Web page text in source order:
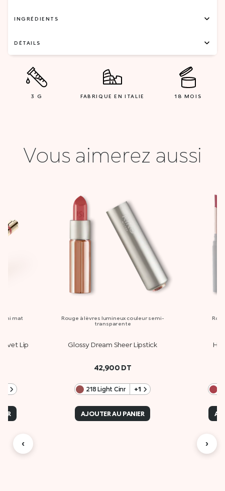
INGRÉDIENTS
DÉTAILS
3 G FABRIQUE EN ITALIE 18 MOIS
Vous aimerez aussi
fini mat
Lip
Rouge à lèvres lumineux couleur semi-
transparente
Glossy Dream Sheer Lipstick
42,900 DT
218 Light Cinnabar
+1
AJOUTER AU PANIER
‹ ›